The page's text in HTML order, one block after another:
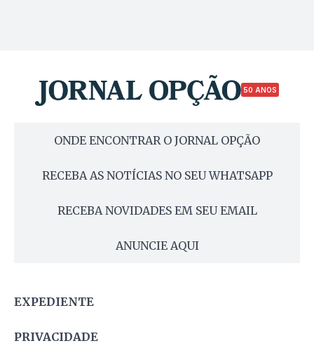
50 ANOS
ONDE ENCONTRAR O JORNAL OPÇÃO
RECEBA AS NOTÍCIAS NO SEU WHATSAPP
RECEBA NOVIDADES EM SEU EMAIL
ANUNCIE AQUI
EXPEDIENTE
PRIVACIDADE